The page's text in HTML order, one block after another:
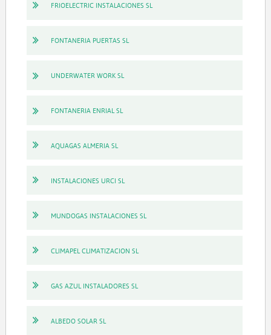
FRIOELECTRIC INSTALACIONES SL
FONTANERIA PUERTAS SL
UNDERWATER WORK SL
FONTANERIA ENRIAL SL
AQUAGAS ALMERIA SL
INSTALACIONES URCI SL
MUNDOGAS INSTALACIONES SL
CLIMAPEL CLIMATIZACION SL
GAS AZUL INSTALADORES SL
ALBEDO SOLAR SL